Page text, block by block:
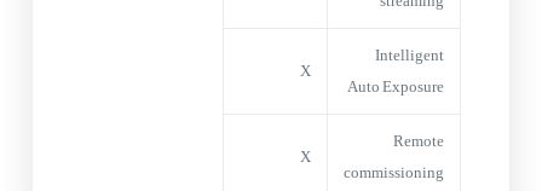
Intelligent
Auto Exposure
X
Remote
commissioning
X